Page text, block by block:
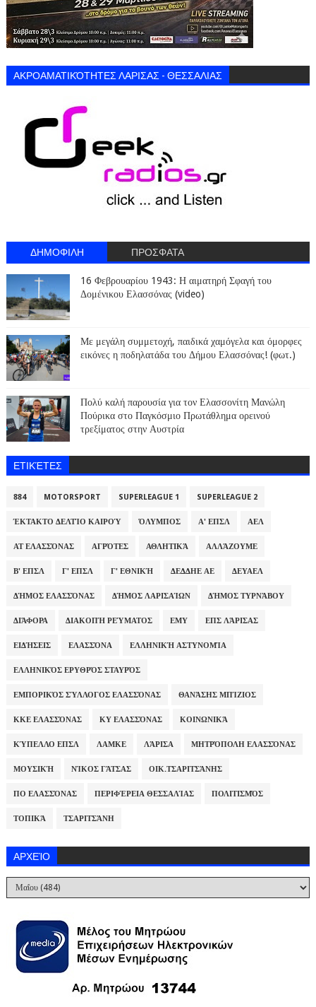
ΑΚΡΟΑΜΑΤΙΚΌΤΗΤΕΣ ΛΑΡΙΣΑΣ - ΘΕΣΣΑΛΙΑΣ
ΔΗΜΟΦΙΛΗ ΠΡΟΣΦΑΤΑ
16 Φεβρουαρίου 1943: Η αιματηρή Σφαγή του
Δομένικου Ελασσόνας (video)
Με μεγάλη συμμετοχή, παιδικά χαμόγελα και όμορφες
εικόνες η ποδηλατάδα του Δήμου Ελασσόνας! (φωτ.)
Πολύ καλή παρουσία για τον Ελασσονίτη Μανώλη
Πούρικα στο Παγκόσμιο Πρωτάθλημα ορεινού
τρεξίματος στην Αυστρία
ΕΤΙΚΈΤΕΣ
884 MOTORSPORT SUPERLEAGUE 1 SUPERLEAGUE 2
ΈΚΤΑΚΤΟ ΔΕΛΤΊΟ ΚΑΙΡΟΎ ΌΛΥΜΠΟΣ Α' ΕΠΣΛ ΑΕΛ
ΑΤ ΕΛΑΣΣΌΝΑΣ ΑΓΡΌΤΕΣ ΑΘΛΗΤΙΚΆ ΑΛΛΆΖΟΥΜΕ
Β' ΕΠΣΛ Γ' ΕΠΣΛ Γ' ΕΘΝΙΚΉ ΔΕΔΔΗΕ ΑΕ ΔΕΥΑΕΛ
ΔΉΜΟΣ ΕΛΑΣΣΌΝΑΣ ΔΉΜΟΣ ΛΑΡΙΣΑΊΩΝ ΔΉΜΟΣ ΤΥΡΝΆΒΟΥ
ΔΙΆΦΟΡΑ ΔΙΑΚΟΠΉ ΡΕΎΜΑΤΟΣ ΕΜΥ ΕΠΣ ΛΆΡΙΣΑΣ
ΕΙΔΉΣΕΙΣ ΕΛΑΣΣΌΝΑ ΕΛΛΗΝΙΚΉ ΑΣΤΥΝΟΜΊΑ
ΕΛΛΗΝΙΚΌΣ ΕΡΥΘΡΌΣ ΣΤΑΥΡΌΣ
ΕΜΠΟΡΙΚΌΣ ΣΎΛΛΟΓΟΣ ΕΛΑΣΣΌΝΑΣ ΘΑΝΆΣΗΣ ΜΠΊΖΙΟΣ
ΚΚΕ ΕΛΑΣΣΌΝΑΣ ΚΥ ΕΛΑΣΣΌΝΑΣ ΚΟΙΝΩΝΙΚΆ
ΚΎΠΕΛΛΟ ΕΠΣΛ ΛΑΜΚΕ ΛΆΡΙΣΑ ΜΗΤΡΌΠΟΛΗ ΕΛΑΣΣΌΝΑΣ
ΜΟΥΣΙΚΉ ΝΊΚΟΣ ΓΆΤΣΑΣ ΟΙΚ.ΤΣΑΡΙΤΣΆΝΗΣ
ΠΟ ΕΛΑΣΣΌΝΑΣ ΠΕΡΙΦΈΡΕΙΑ ΘΕΣΣΑΛΊΑΣ ΠΟΛΙΤΙΣΜΌΣ
ΤΟΠΙΚΆ ΤΣΑΡΙΤΣΆΝΗ
ΑΡΧΕΊΟ